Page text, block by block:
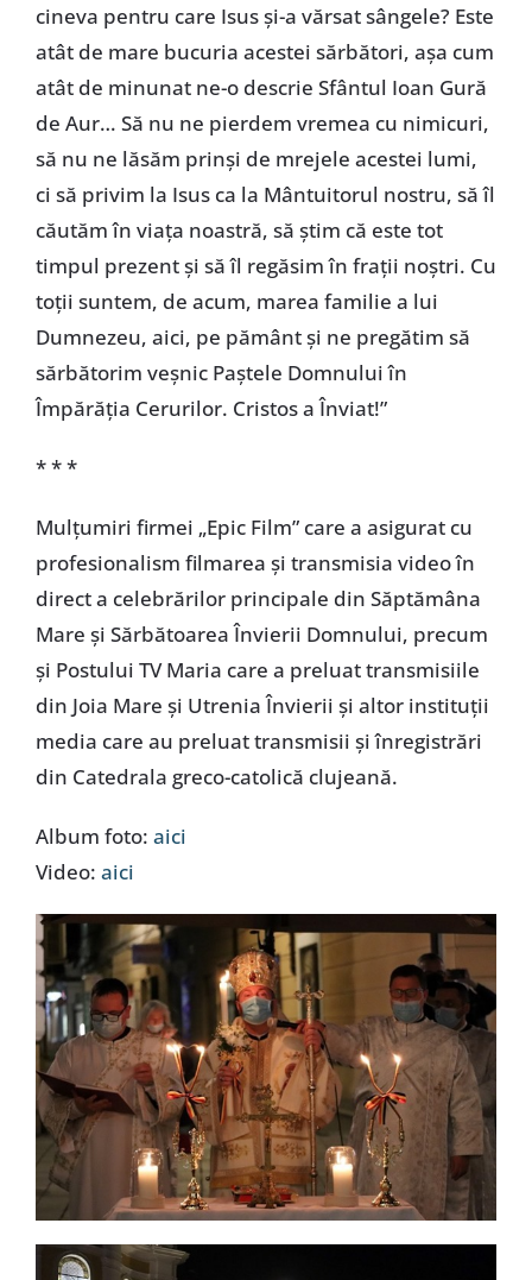
cineva pentru care Isus și-a vărsat sângele? Este
atât de mare bucuria acestei sărbători, așa cum
atât de minunat ne-o descrie Sfântul Ioan Gură
de Aur… Să nu ne pierdem vremea cu nimicuri,
să nu ne lăsăm prinși de mrejele acestei lumi,
ci să privim la Isus ca la Mântuitorul nostru, să îl
căutăm în viața noastră, să știm că este tot
timpul prezent și să îl regăsim în frații noștri. Cu
toții suntem, de acum, marea familie a lui
Dumnezeu, aici, pe pământ și ne pregătim să
sărbătorim veșnic Paștele Domnului în
Împărăția Cerurilor. Cristos a Înviat!”
* * *
Mulțumiri firmei „Epic Film” care a asigurat cu
profesionalism filmarea și transmisia video în
direct a celebrărilor principale din Săptămâna
Mare și Sărbătoarea Învierii Domnului, precum
și Postului TV Maria care a preluat transmisiile
din Joia Mare și Utrenia Învierii și altor instituții
media care au preluat transmisii și înregistrări
din Catedrala greco-catolică clujeană.
Album foto: aici
Video: aici